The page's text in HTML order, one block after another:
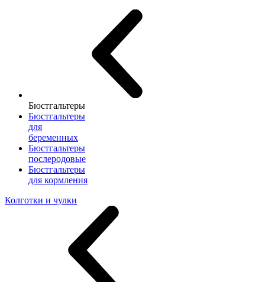
Бюстгальтеры
Бюстгальтеры
для
беременных
Бюстгальтеры
послеродовые
Бюстгальтеры
для кормления
Колготки и чулки